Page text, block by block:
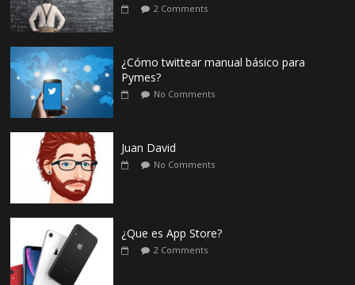
2 Comments
¿Cómo twittear manual básico para
Pymes?
No Comments
Juan David
No Comments
¿Que es App Store?
2 Comments